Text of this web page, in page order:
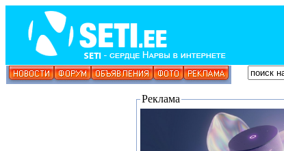
Реклама